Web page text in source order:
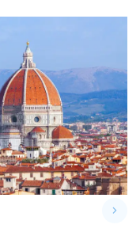
keyboard_arrow_right